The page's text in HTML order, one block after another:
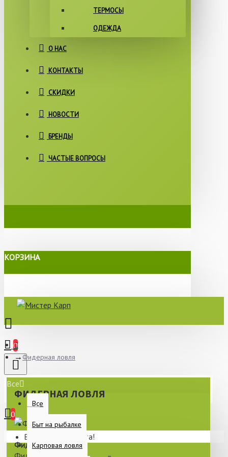
ТЕРМОСЫ
ОДЕЖДА
О НАС
КОНТАКТЫ
СКИДКИ
НОВОСТИ
БРЕНДЫ
ЧАСТЫЕ ВОПРОСЫ
КОРЗИНА
0
Все
Все
Быт на рыбалке
Карповая ловля
0
Ваша корзина пуста!
Фидерная ловля
ФИДЕРНАЯ ЛОВЛЯ
Фидерная ловля